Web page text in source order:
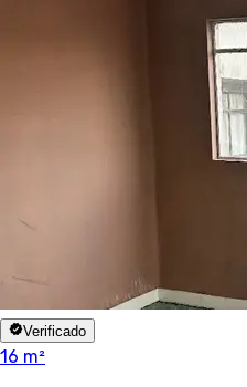
Verificado
16 m²